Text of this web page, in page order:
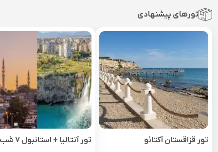
تورهای پیشنهادی
تور قزاقستان آکتائو تور آنتالیا + استانبول 7 شب